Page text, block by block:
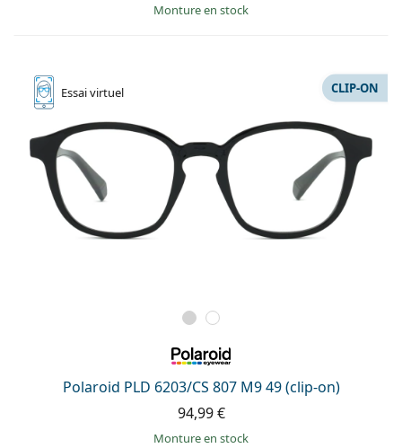
Monture en stock
Essaivirtuel
Polaroid PLD 6203/CS 807 M9 49 (clip-on)
CLIP-ON
94,99 €
Monture en stock